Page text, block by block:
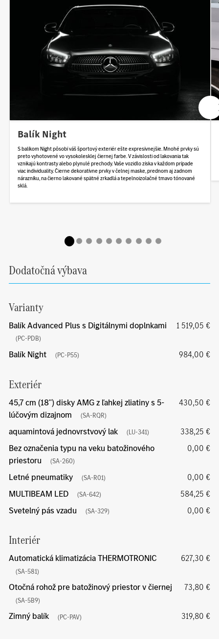
Balík Night
S balíkom Night pôsobí váš športový exteriér ešte expresívnejšie. Mnohé prvky sú
preto vyhotovené vo vysokolesklej čiernej farbe. V závislosti od lakovania tak
vznikajú kontrasty alebo plynulé prechody. Vaše vozidlo získa v každom prípade
viac individuality. Čierne dekoratívne prvky v čelnej maske, prednom aj zadnom
nárazníku, na čierno lakované spätné zrkadlá a tepelnoizolačné tmavo tónované
sklá.
Dodatočná výbava
Varianty
Balík Advanced Plus s Digitálnymi doplnkami
(PC-PDB)
1 519,05 €
Balík Night (PC-P55) 984,00 €
Exteriér
45,7 cm (18") disky AMG z ľahkej zliatiny s 5-
lúčovým dizajnom
(SA-RQR)
430,50 €
aquamintová jednovrstvový lak (LU-341)
338,25 €
Bez označenia typu na veku batožinového
priestoru
(SA-260)
0,00 €
Letné pneumatiky (SA-R01)
0,00 €
MULTIBEAM LED
(SA-642)
584,25 €
Svetelný pás vzadu
(SA-329) 0,00 €
Interiér
Automatická klimatizácia THERMOTRONIC
(SA-581)
627,30 €
Otočná rohož pre batožinový priestor v čiernej
(SA-5B9)
73,80 €
Zimný balík (PC-PAV) 319,80 €